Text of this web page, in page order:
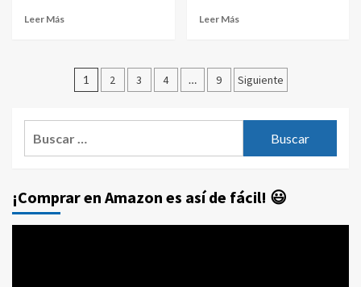
Leer Más Leer Más
Paginación
entradas
1 2 3 4 … 9 Siguiente
¡Comprar en Amazon es así de fácil! 😃